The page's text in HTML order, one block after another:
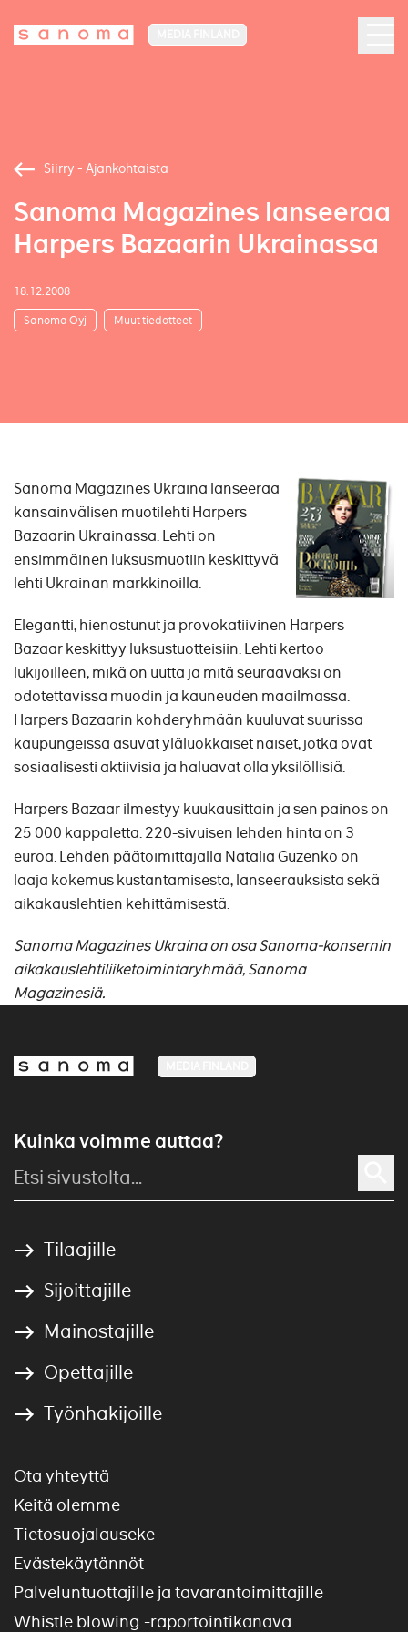
Siirry - Ajankohtaista
Sanoma Magazines lanseeraa
Harpers Bazaarin Ukrainassa
18.12.2008
Sanoma Oyj Muut tiedotteet
Sanoma Magazines Ukraina lanseeraa
kansainvälisen muotilehti Harpers
Bazaarin Ukrainassa. Lehti on
ensimmäinen luksusmuotiin keskittyvä
lehti Ukrainan markkinoilla.
Elegantti, hienostunut ja provokatiivinen Harpers
Bazaar keskittyy luksustuotteisiin. Lehti kertoo
lukijoilleen, mikä on uutta ja mitä seuraavaksi on
odotettavissa muodin ja kauneuden maailmassa.
Harpers Bazaarin kohderyhmään kuuluvat suurissa
kaupungeissa asuvat yläluokkaiset naiset, jotka ovat
sosiaalisesti aktiivisia ja haluavat olla yksilöllisiä.
Harpers Bazaar ilmestyy kuukausittain ja sen painos on
25 000 kappaletta. 220-sivuisen lehden hinta on 3
euroa. Lehden päätoimittajalla Natalia Guzenko on
laaja kokemus kustantamisesta, lanseerauksista sekä
aikakauslehtien kehittämisestä.
Sanoma Magazines Ukraina on osa Sanoma-konsernin
aikakauslehtiliiketoimintaryhmää, Sanoma
Magazinesiä.
Kuinka voimme auttaa?
Tilaajille
Sijoittajille
Mainostajille
Opettajille
Työnhakijoille
Ota yhteyttä
Keitä olemme
Tietosuojalauseke
Evästekäytännöt
Palveluntuottajille ja tavarantoimittajille
Whistle blowing -raportointikanava